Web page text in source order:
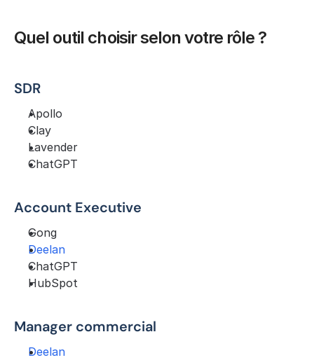
Quel outil choisir selon votre rôle ?
SDR
Apollo
Clay
Lavender
ChatGPT
Account Executive
Gong
Deelan
ChatGPT
HubSpot
Manager commercial
Deelan